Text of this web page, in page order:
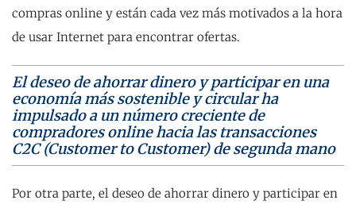
compras online y están cada vez más motivados a la hora
de usar Internet para encontrar ofertas.
El deseo de ahorrar dinero y participar en una
economía más sostenible y circular ha
impulsado a un número creciente de
compradores online hacia las transacciones
C2C (Customer to Customer) de segunda mano
Por otra parte, el deseo de ahorrar dinero y participar en